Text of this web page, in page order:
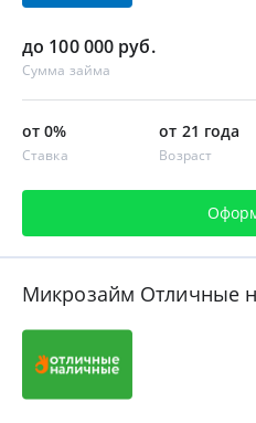
до 100 000 руб.
Сумма займа
от 0%
Ставка
от 21 года
Возраст
Микрозайм Отличные